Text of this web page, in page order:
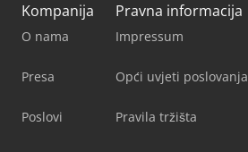
Kompanija
O nama
Presa
Poslovi
Pravna informacija
Impressum
Opći uvjeti poslovanja
Pravila tržišta